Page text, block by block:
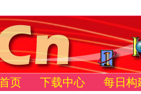
页 下载中心 每日构